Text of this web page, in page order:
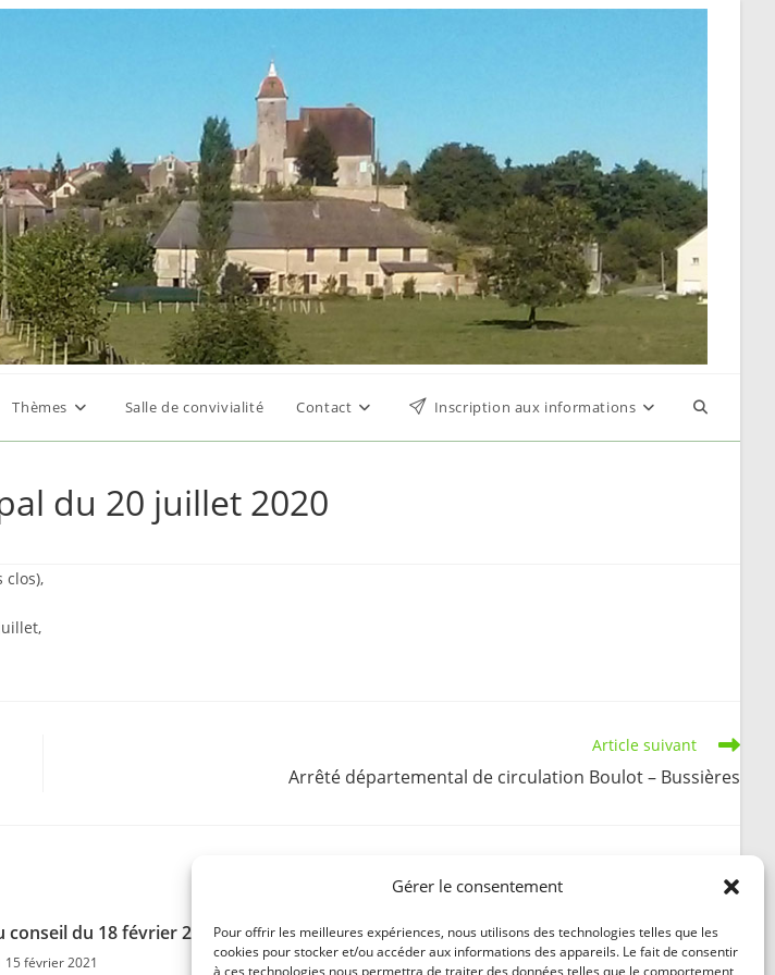
Gérer le consentement
Pour offrir les meilleures expériences, nous utilisons des technologies telles que les
cookies pour stocker et/ou accéder aux informations des appareils. Le fait de consentir
à ces technologies nous permettra de traiter des données telles que le comportement
Thèmes Salle de convivialité Contact Inscription aux informations Toggle
du 20 juillet 2020
clos),
Article suivant
Arrêté départemental de circulation Boulot – Bussières
conseil du 18 février 2021
15 février 2021
Convocation du conseil municipal du 26 février
2026